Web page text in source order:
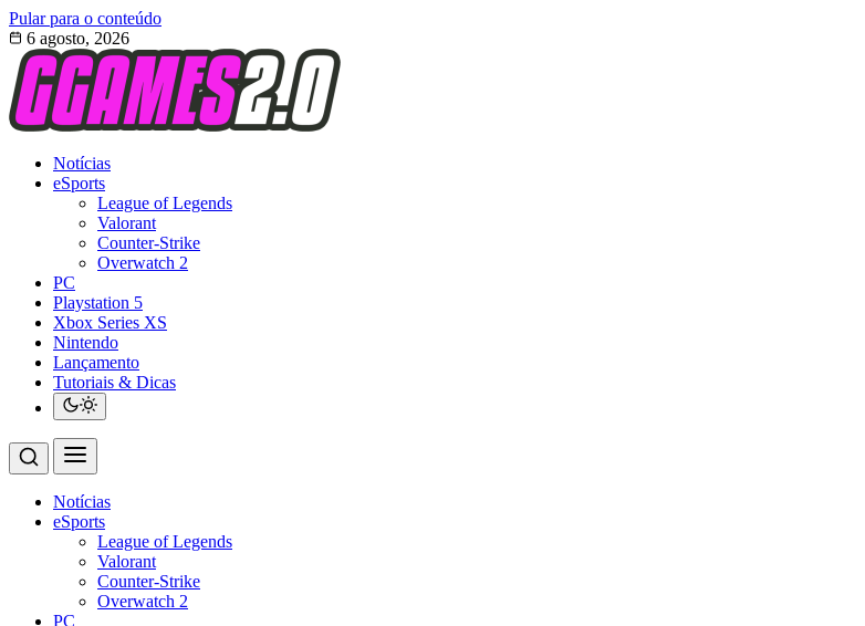
Pular para o conteúdo
6 agosto, 2026
Notícias
eSports
League of Legends
Valorant
Counter-Strike
Overwatch 2
PC
Playstation 5
Xbox Series XS
Nintendo
Lançamento
Tutoriais & Dicas
Notícias
eSports
League of Legends
Valorant
Counter-Strike
Overwatch 2
PC